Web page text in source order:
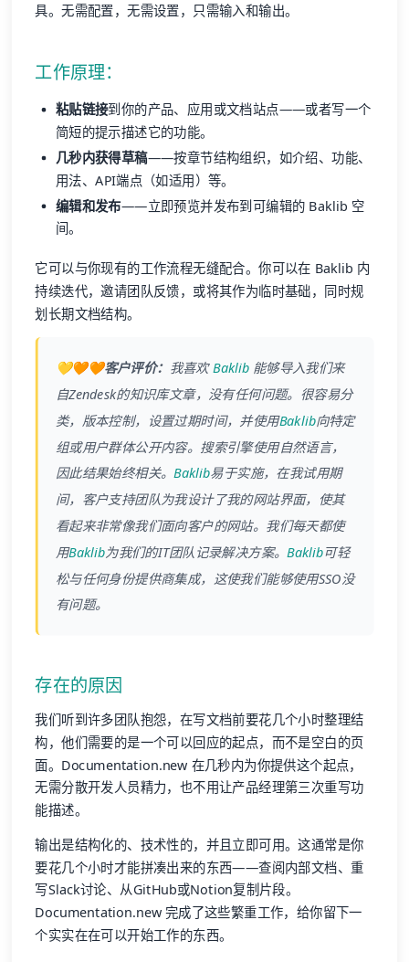
具。无需配置，无需设置，只需输入和输出。
工作原理：
粘贴链接到你的产品、应用或文档站点——或者写一个
简短的提示描述它的功能。
几秒内获得草稿——按章节结构组织，如介绍、功能、
用法、API端点（如适用）等。
编辑和发布——立即预览并发布到可编辑的 Baklib 空
间。
它可以与你现有的工作流程无缝配合。你可以在 Baklib 内
持续迭代，邀请团队反馈，或将其作为临时基础，同时规
划长期文档结构。
💛🧡🧡客户评价： 我喜欢Baklib能够导入我们来
自Zendesk的知识库文章，没有任何问题。很容易分
类，版本控制，设置过期时间，并使用Baklib向特定
组或用户群体公开内容。搜索引擎使用自然语言，
因此结果始终相关。Baklib易于实施，在我试用期
间，客户支持团队为我设计了我的网站界面，使其
看起来非常像我们面向客户的网站。我们每天都使
用Baklib为我们的IT团队记录解决方案。 Baklib可轻
松与任何身份提供商集成，这使我们能够使用SSO没
有问题。
存在的原因
我们听到许多团队抱怨，在写文档前要花几个小时整理结
构，他们需要的是一个可以回应的起点，而不是空白的页
面。Documentation.new 在几秒内为你提供这个起点，
无需分散开发人员精力，也不用让产品经理第三次重写功
能描述。
输出是结构化的、技术性的，并且立即可用。这通常是你
要花几个小时才能拼凑出来的东西——查阅内部文档、重
写Slack讨论、从GitHub或Notion复制片段。
Documentation.new 完成了这些繁重工作，给你留下一
个实实在在可以开始工作的东西。